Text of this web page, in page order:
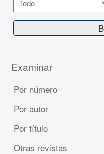
Examinar
Por número
Por autor
Por título
Otras revistas